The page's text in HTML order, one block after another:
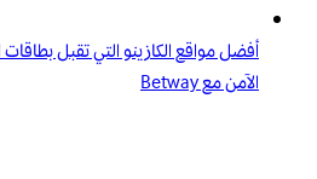
الآمن مع Betway